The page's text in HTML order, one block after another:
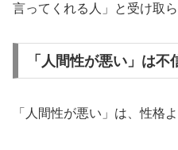
言ってくれる人」と受け取
「人間性が悪い」は不
「人間性が悪い」は、性格